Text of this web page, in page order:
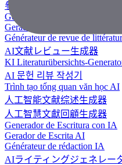
參考文獻生成器
Generador de revisión literaria
Gerador de Revisão de
Générateur de revue de
AI文献レビュー生成器
KI Literaturübersichts-
AI 문헌 리뷰 작성기
Trình tạo tổng quan văn học AI
人工智能文献综述生成器
人工智慧文獻回顧生成器
Generador de Escritura con IA
Gerador de Escrita AI
Générateur de rédaction IA
AIライティングジェネレー